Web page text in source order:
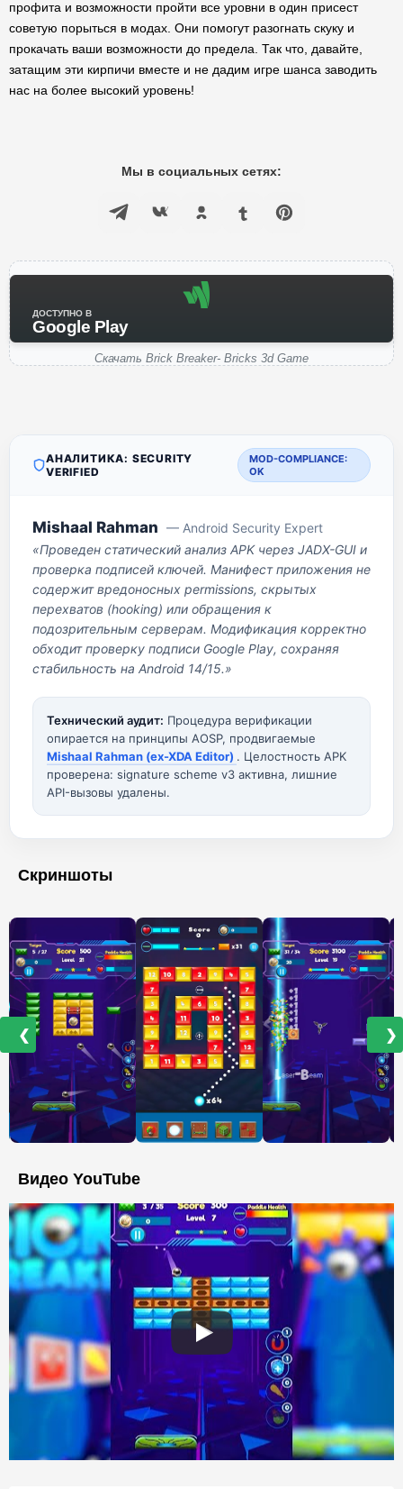
профита и возможности пройти все уровни в один присест
советую порыться в модах. Они помогут разогнать скуку и
прокачать ваши возможности до предела. Так что, давайте,
затащим эти кирпичи вместе и не дадим игре шанса заводить
нас на более высокий уровень!
Мы в социальных сетях:
ДОСТУПНО В
Google Play
Скачать Brick Breaker- Bricks 3d Game
АНАЛИТИКА: SECURITY
VERIFIED
MOD-COMPLIANCE:
OK
Mishaal Rahman — Android Security Expert
«Проведен статический анализ APK через JADX-GUI и
проверка подписей ключей. Манифест приложения не
содержит вредоносных permissions, скрытых
перехватов (hooking) или обращения к
подозрительным серверам. Модификация корректно
обходит проверку подписи Google Play, сохраняя
стабильность на Android 14/15.»
Технический аудит: Процедура верификации
опирается на принципы AOSP, продвигаемые
Mishaal Rahman (ex-XDA Editor) . Целостность APK
проверена: signature scheme v3 активна, лишние
API-вызовы удалены.
Скриншоты
❮ ❯
Видео YouTube